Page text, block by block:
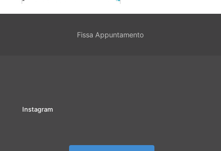
Fissa Appuntamento
Instagram